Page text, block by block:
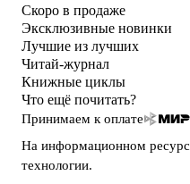
Скоро в продаже
Эксклюзивные новинки
Лучшие из лучших
Читай-журнал
Книжные циклы
Что ещё почитать?
Принимаем к оплате
На информационном
технологии.